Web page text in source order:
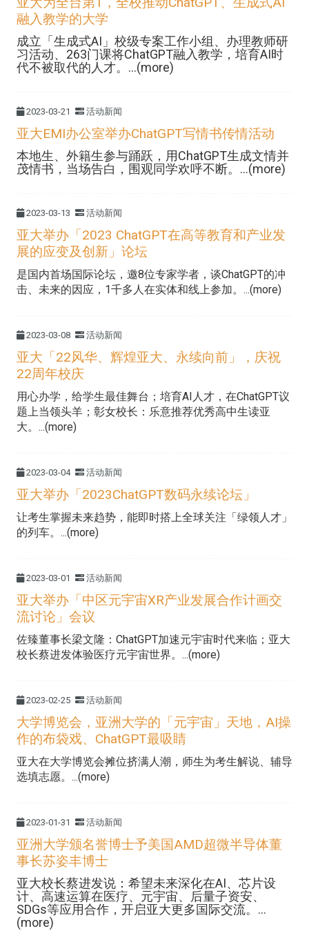
融入教学的大学
成立「生成式AI」校级专案工作小组、办理教师研
习活动、263门课将ChatGPT融入教学，培育AI时
代不被取代的人才。...(more)
2023-03-21 活动新闻
亚大EMI办公室举办ChatGPT写情书传情活动
本地生、外籍生参与踊跃，用ChatGPT生成文情并
茂情书，当场告白，围观同学欢呼不断。...(more)
2023-03-13 活动新闻
亚大举办「2023 ChatGPT在高等教育和产业发
展的应变及创新」论坛
是国内首场国际论坛，邀8位专家学者，谈ChatGPT的冲
击、未来的因应，1千多人在实体和线上参加。...(more)
2023-03-08 活动新闻
亚大「22风华、辉煌亚大、永续向前」，庆祝
22周年校庆
用心办学，给学生最佳舞台；培育AI人才，在ChatGPT议
题上当领头羊；彰女校长：乐意推荐优秀高中生读亚
大。...(more)
2023-03-04 活动新闻
亚大举办「2023ChatGPT数码永续论坛」
让考生掌握未来趋势，能即时搭上全球关注「绿领人才」
的列车。...(more)
2023-03-01 活动新闻
亚大举办「中区元宇宙XR产业发展合作计画交
流讨论」会议
佐臻董事长梁文隆：ChatGPT加速元宇宙时代来临；亚大
校长蔡进发体验医疗元宇宙世界。...(more)
2023-02-25 活动新闻
大学博览会，亚洲大学的「元宇宙」天地，AI操
作的布袋戏、ChatGPT最吸睛
亚大在大学博览会摊位挤满人潮，师生为考生解说、辅导
选填志愿。...(more)
2023-01-31 活动新闻
亚洲大学颁名誉博士予美国AMD超微半导体董
事长苏姿丰博士
亚大校长蔡进发说：希望未来深化在AI、芯片设
计、高速运算在医疗、元宇宙、后量子资安、
SDGs等应用合作，开启亚大更多国际交流。...
(more)